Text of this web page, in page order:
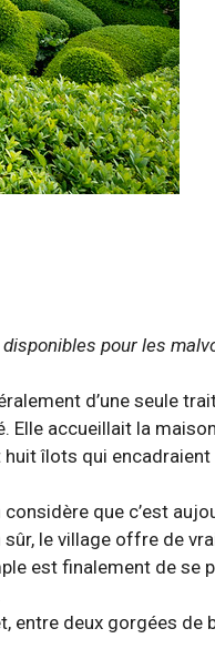
pour les
d’une seule
Elle accueillait la maison
îlots qui encadraient
que c’est
le village offre de
est finalement de se
entre deux gorgées de